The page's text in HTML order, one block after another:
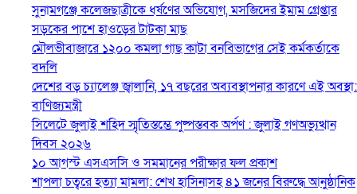
সুনামগঞ্জে কলেজছাত্রীকে ধর্ষণের অভিযোগ, মসজিদের ইমাম গ্রেপ্তার
সড়কের পাশে হাওড়ের টাটকা মাছ
মৌলভীবাজারে ১২০০ কমলা গাছ কাটা বনবিভাগের সেই কর্মকর্তাকে
বদলি
দেশের বড় চ্যালেঞ্জ জ্বালানি, ১৭ বছরের অব্যবস্থাপনার কারণে এই অবস্থা:
বাণিজ্যমন্ত্রী
সিলেটে জুলাই শহিদ স্মৃতিস্তম্ভে পুষ্পস্তবক অর্পণ : জুলাই গণঅভ্যুত্থান
দিবস ২০২৬
১০ আগস্ট এসএসসি ও সমমানের পরীক্ষার ফল প্রকাশ
শাপলা চত্বরে হত্যা মামলা: শেখ হাসিনাসহ ৪১ জনের বিরুদ্ধে আনুষ্ঠানিক